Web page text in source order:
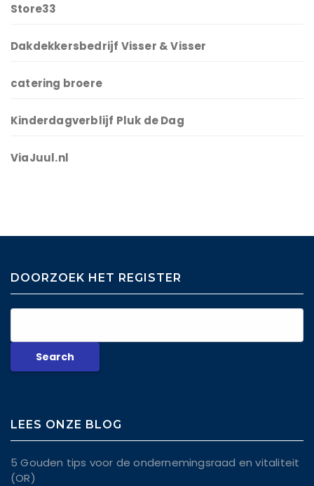
Store33
Dakdekkersbedrijf Visser & Visser
catering broere
Kinderdagverblijf Pluk de Dag
ViaJuul.nl
DOORZOEK HET REGISTER
LEES ONZE BLOG
5 Gouden tips voor de ondernemingsraad en vitaliteit
(OR)